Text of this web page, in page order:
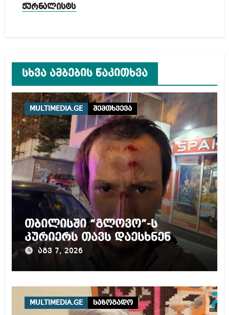
ჟურნალისტს
სხვა ამბების წაკითხვა
MULTIMEDIA.GE შემთხვევა
თბილისში “გლოვო”-ს
კურიერს თავს დაესხნენ
აგვ 7, 2026
MULTIMEDIA.GE საზოგადო